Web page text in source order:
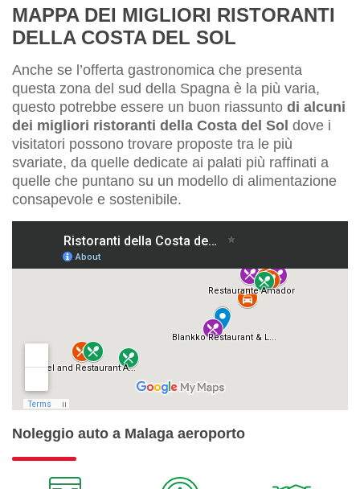
MAPPA DEI MIGLIORI RISTORANTI
DELLA COSTA DEL SOL
Anche se l’offerta gastronomica che presenta
questa zona del sud della Spagna è la più varia,
questo potrebbe essere un buon riassunto di alcuni
dei migliori ristoranti della Costa del Sol dove i
visitatori possono trovare proposte tra le più
svariate, da quelle dedicate ai palati più raffinati a
quelle che puntano su un modello di alimentazione
consapevole e sostenibile.
Noleggio auto a Malaga aeroporto